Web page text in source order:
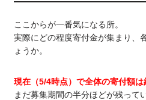
ここからが一番気になる所。
実際にどの程度寄付金が集まり、
ょうか。
現在（5/4時点）で全体の寄付額は
まだ募集期間の半分ほどが残って